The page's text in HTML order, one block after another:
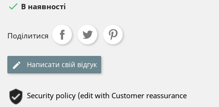
 В наявності
Поділитися
Написати свій відгук
Security policy (edit with Customer reassurance